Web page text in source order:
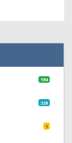
194
228
1